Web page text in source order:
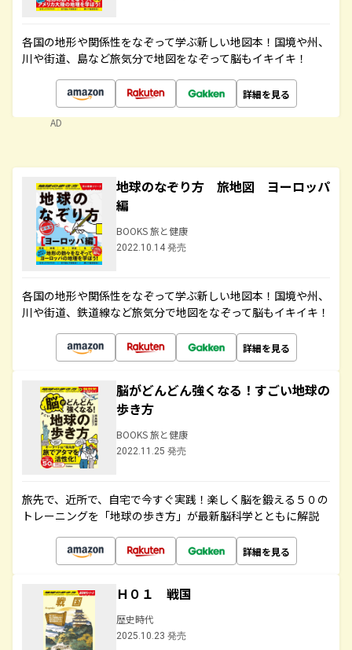
各国の地形や関係性をなぞって学ぶ新しい地図本！国境や州、
川や街道、島など旅気分で地図をなぞって脳もイキイキ！
詳細を見る
AD
地球のなぞり方 旅地図 ヨーロッパ
編
BOOKS 旅と健康
2022.10.14 発売
各国の地形や関係性をなぞって学ぶ新しい地図本！国境や州、
川や街道、鉄道線など旅気分で地図をなぞって脳もイキイキ！
詳細を見る
脳がどんどん強くなる！すごい地球の
歩き方
BOOKS 旅と健康
2022.11.25 発売
旅先で、近所で、自宅で今すぐ実践！楽しく脳を鍛える５０の
トレーニングを「地球の歩き方」が最新脳科学とともに解説
詳細を見る
Ｈ０１ 戦国
歴史時代
2025.10.23 発売